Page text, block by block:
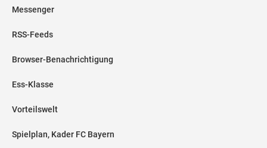
Messenger
RSS-Feeds
Browser-Benachrichtigung
Ess-Klasse
Vorteilswelt
Spielplan, Kader FC Bayern